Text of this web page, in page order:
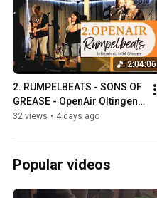
2:04:06
2. RUMPELBEATS - SONS OF
GREASE - OpenAir Oltingen
2026 - Reloaded
32 views • 4 days ago
Popular videos